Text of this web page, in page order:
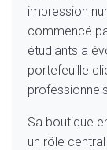
impression
commencé
étudiants a
portefeuille
Sa boutique
un rôle